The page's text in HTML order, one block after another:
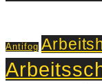
Antifog